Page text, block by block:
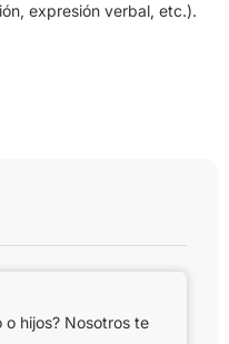
expresión verbal, etc.).
o hijos? Nosotros te